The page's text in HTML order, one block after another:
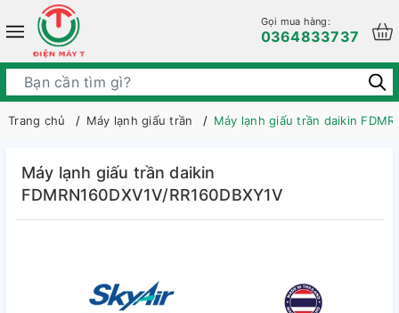
Gọi mua hàng:
0364833737
Trang chủ Máy lạnh giấu trần Máy lạnh giấu trần daikin
Máy lạnh giấu trần daikin
FDMRN160DXV1V/RR160DBXY1V